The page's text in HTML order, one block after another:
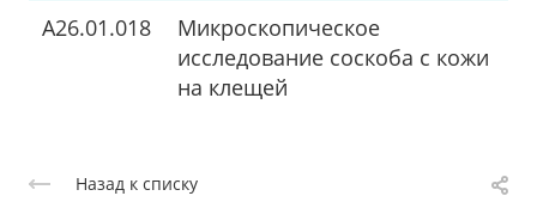
A26.01.018
Микроскопическое
исследование соскоба с кожи
на клещей
Назад к списку